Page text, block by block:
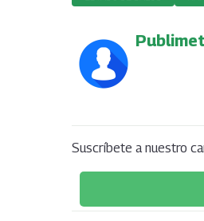
Suscríbete a nuestro